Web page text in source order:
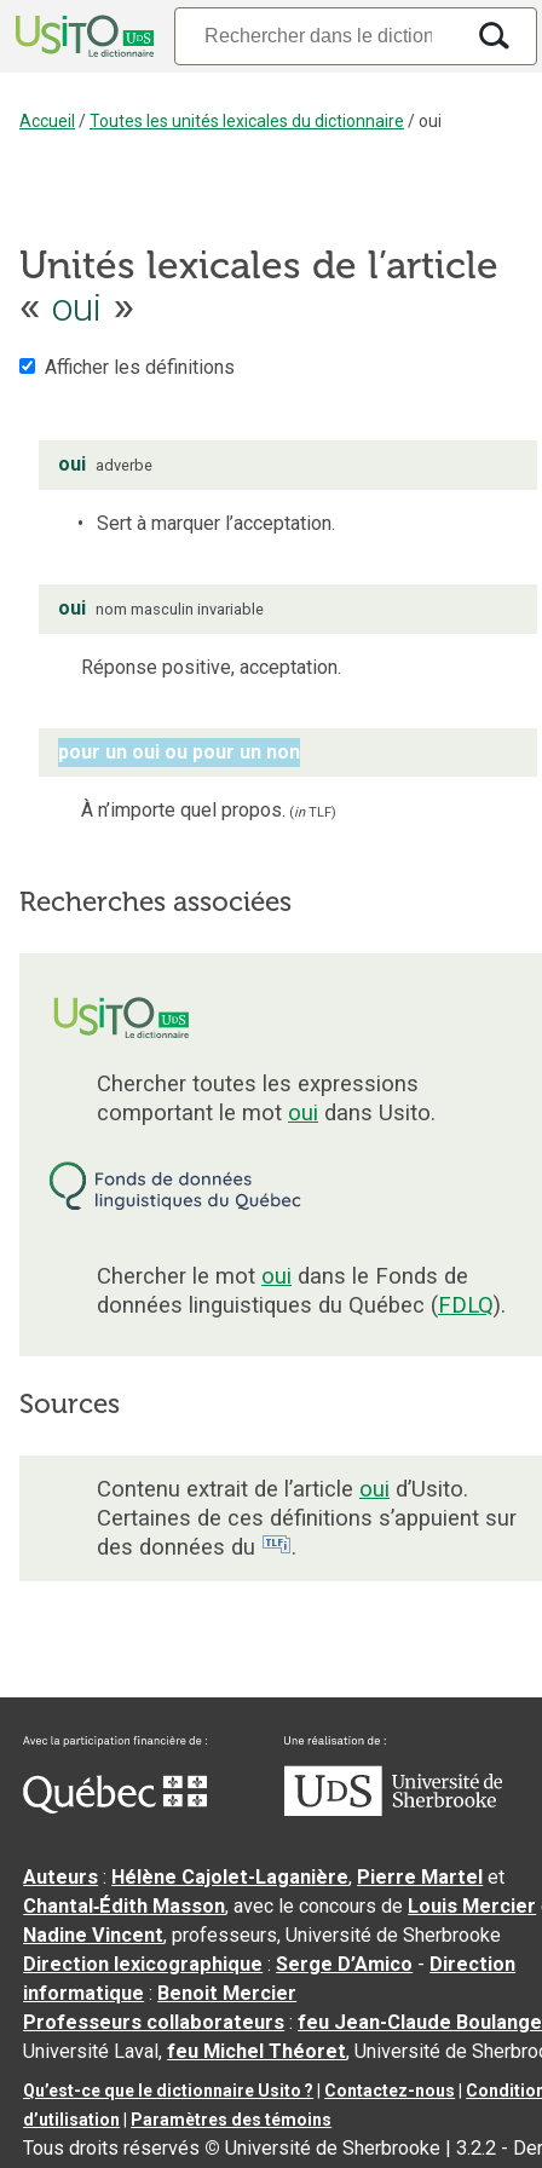
Accueil /Toutes les unités lexicales du dictionnaire /oui
Unités lexicales de l’article
« oui »
Afficher les définitions
oui adverbe
Sert à marquer l’acceptation.
oui nom masculin invariable
Réponse positive, acceptation.
pour un oui ou pour un non
À n’importe quel propos. (inTLF)
Recherches associées
Chercher toutes les expressions
comportant le mot oui dans Usito.
Chercher le mot oui dans le Fonds de
données linguistiques du Québec (FDLQ).
Sources
Contenu extrait de l’article oui d’Usito.
Certaines de ces définitions s’appuient sur
des données du
.
Auteurs : Hélène Cajolet-Laganière, Pierre Martel et
Chantal‑Édith Masson, avec le concours de Louis Mercier
Nadine Vincent, professeurs, Université de Sherbrooke
Direction lexicographique :Serge D’Amico - Direction
informatique : Benoit Mercier
Professeurs collaborateurs :feu Jean-Claude
Université Laval,feu Michel Théoret, Université de
Qu’est-ce que le dictionnaire Usito ? Contactez-nous
d’utilisation
Paramètres des témoins
Tous droits réservés © Université de Sherbrooke |3.2.2 -